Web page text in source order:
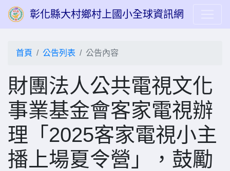
彰化縣大村鄉村上國小全球資訊網
首頁 公告列表 公告內容
財團法人公共電視文化
事業基金會客家電視辦
理「2025客家電視小主
播上場夏令營」，鼓勵